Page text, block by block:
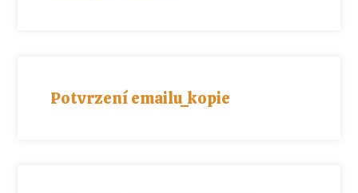
Potvrzení emailu_kopie